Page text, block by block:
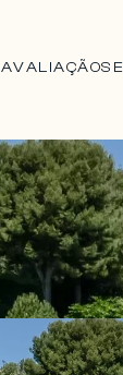
AVALIAÇÃO